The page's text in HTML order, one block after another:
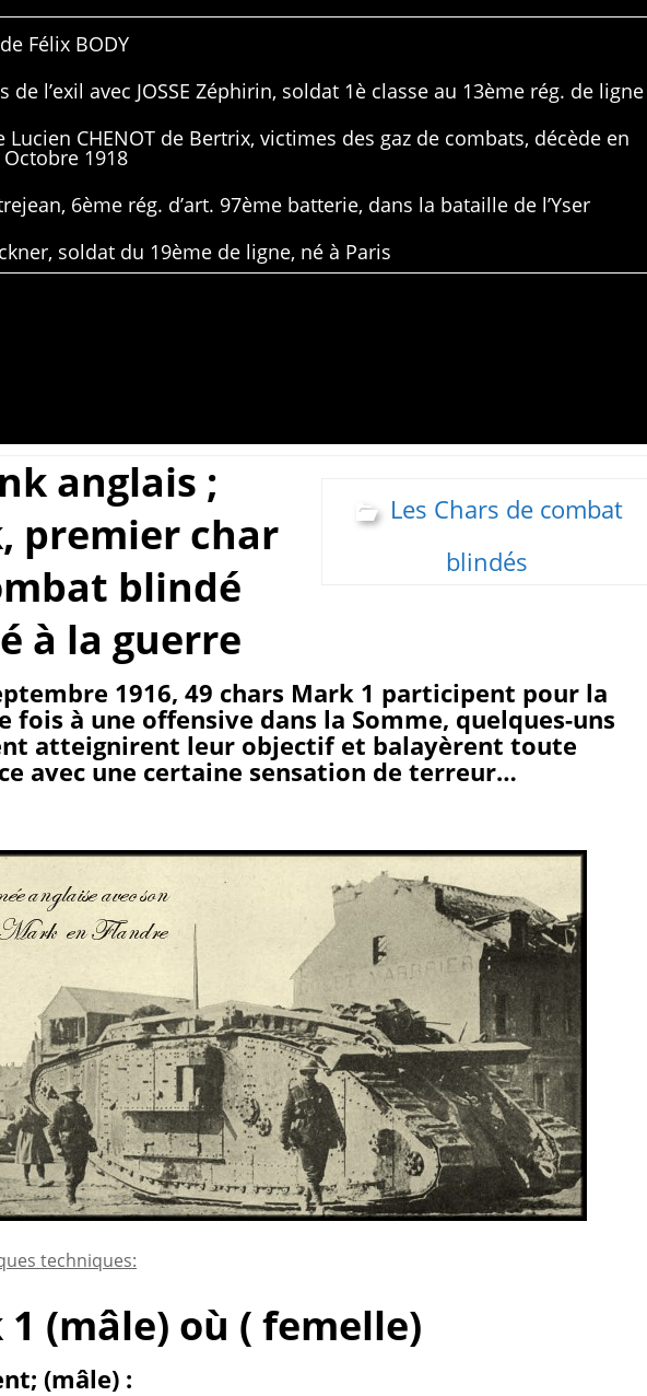
Félix BODY
de l’exil avec JOSSE Zéphirin, soldat 1è classe au 13ème rég. de ligne
Lucien CHENOT de Bertrix, victimes des gaz de combats, décède en
1918
6ème rég. d’art. 97ème batterie, dans la bataille de l’Yser
soldat du 19ème de ligne, né à Paris
Les Chars de combat
blindés
anglais ;
premier char
blindé
à la guerre
1916, 49 chars Mark 1 participent pour la
fois à une offensive dans la Somme, quelques-uns
atteignirent leur objectif et balayèrent toute
avec une certaine sensation de terreur…
techniques:
(mâle) où ( femelle)
(mâle) :